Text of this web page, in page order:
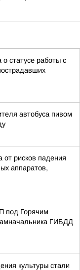
статусе работы с
автобуса пивом
рисков падения
аппаратов,
под Горячим
ГИБДД
культуры стали